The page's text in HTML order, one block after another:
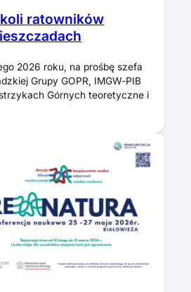
ratowników
2026 roku, na prośbę szefa
Grupy GOPR, IMGW‑PIB
Górnych teoretyczne i